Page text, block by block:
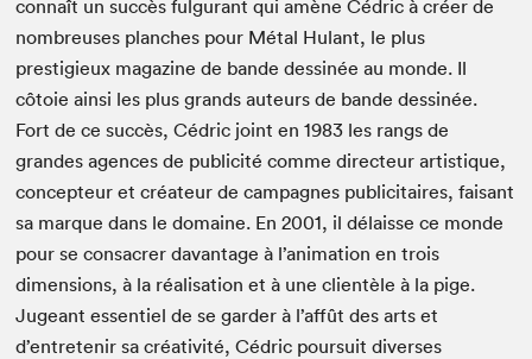
connaît un succès fulgurant qui amène Cédric à créer de
nombreuses planches pour Métal Hulant, le plus
prestigieux magazine de bande dessinée au monde. Il
côtoie ainsi les plus grands auteurs de bande dessinée.
Fort de ce succès, Cédric joint en 1983 les rangs de
grandes agences de publicité comme directeur artistique,
concepteur et créateur de campagnes publicitaires, faisant
sa marque dans le domaine. En 2001, il délaisse ce monde
pour se consacrer davantage à l’animation en trois
dimensions, à la réalisation et à une clientèle à la pige.
Jugeant essentiel de se garder à l’affût des arts et
d’entretenir sa créativité, Cédric poursuit diverses